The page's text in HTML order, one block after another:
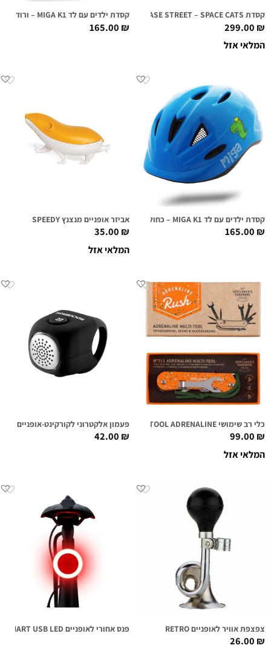
קסדת NUTCASE STREET – SPACE CATS
299.00₪
המלאי אזל
קסדת ילדים עם לד MIGA K1 – ורוד פיה
165.00₪
קסדת ילדים עם לד MIGA K1 – כחול דינוזאור
165.00₪
אביזר אופניים מנצנץ SPEEDY
35.00₪
המלאי אזל
כלי רב שימושי MULTI-TOOL ADRENALINE
99.00₪
המלאי אזל
פעמון אלקטרוני לקורקינט-אופניים RB BLACK
42.00₪
צפצפת אוויר לאופניים RETRO
26.00₪
פנס אחורי לאופניים SMART USB LED